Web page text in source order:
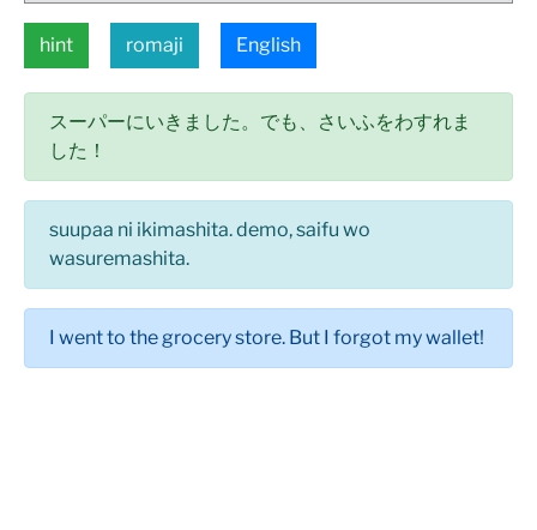
hint romaji English
スーパーにいきました。でも、さいふをわすれま
した！
suupaa ni ikimashita. demo, saifu wo
wasuremashita.
I went to the grocery store. But I forgot my wallet!